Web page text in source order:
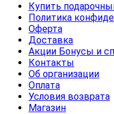
Купить
Политика
Оферта
Доставка
Акции Бонусы и
Контакты
Об организации
Оплата
Условия возврата
Магазин